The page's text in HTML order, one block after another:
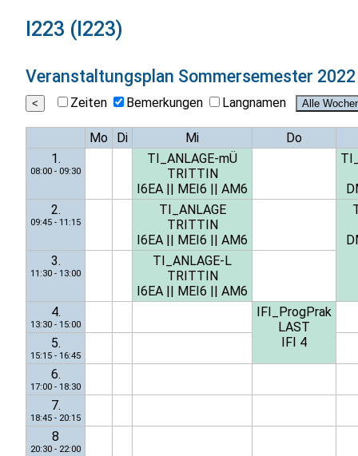
I223 (I223)
Veranstaltungsplan Sommersemester 2022
Zeiten Bemerkungen Langnamen
Mo Di Mi
Do
1.
08:00 - 09:30
TI_ANLAGE-mÜ
TRITTIN
I6EA
MEI6 AM6
2.
09:45 - 11:15
TI_ANLAGE
TRITTIN
I6EA
MEI6 AM6
3.
11:30 - 13:00
TI_ANLAGE-L
TRITTIN
I6EA
MEI6
AM6
4.
13:30 - 15:00
IFI_ProgPrak
LAST
IFI 4
5.
15:15 - 16:45
6.
17:00 - 18:30
7.
18:45 - 20:15
8
20:30 - 22:00